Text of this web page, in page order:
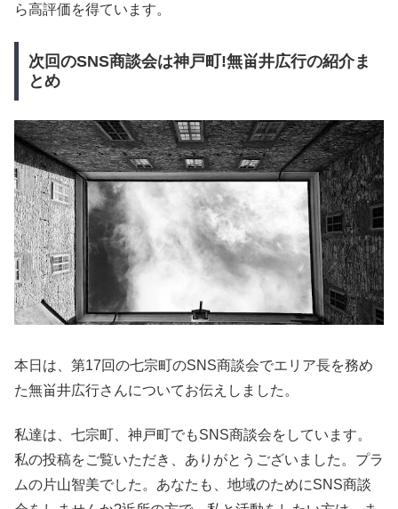
ら高評価を得ています。
次回のSNS商談会は神戸町!無畄井広行の紹介ま
とめ
本日は、第17回の七宗町のSNS商談会でエリア長を務め
た無畄井広行さんについてお伝えしました。
私達は、七宗町、神戸町でもSNS商談会をしています。
私の投稿をご覧いただき、ありがとうございました。プラ
ムの片山智美でした。あなたも、地域のためにSNS商談